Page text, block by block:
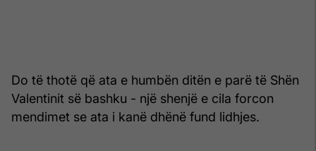
Do të thotë që ata e humbën ditën e parë të Shën
Valentinit së bashku - një shenjë e cila forcon
mendimet se ata i kanë dhënë fund lidhjes.